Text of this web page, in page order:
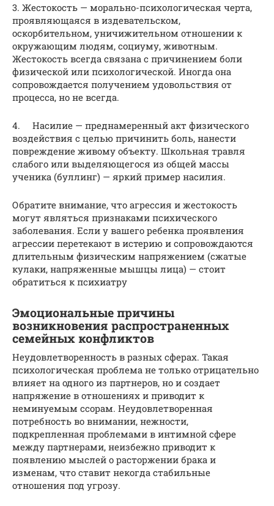
3. Жестокость — морально-психологическая черта,
проявляющаяся в издевательском,
оскорбительном, уничижительном отношении к
окружающим людям, социуму, животным.
Жестокость всегда связана с причинением боли
физической или психологической. Иногда она
сопровождается получением удовольствия от
процесса, но не всегда.
4. Насилие — преднамеренный акт физического
воздействия с целью причинить боль, нанести
повреждение живому объекту. Школьная травля
слабого или выделяющегося из общей массы
ученика (буллинг) — яркий пример насилия.
Обратите внимание, что агрессия и жестокость
могут являться признаками психического
заболевания. Если у вашего ребенка проявления
агрессии перетекают в истерию и сопровождаются
длительным физическим напряжением (сжатые
кулаки, напряженные мышцы лица) — стоит
обратиться к психиатру
Эмоциональные причины
возникновения распространенных
семейных конфликтов
Неудовлетворенность в разных сферах. Такая
психологическая проблема не только отрицательно
влияет на одного из партнеров, но и создает
напряжение в отношениях и приводит к
неминуемым ссорам. Неудовлетворенная
потребность во внимании, нежности,
подкрепленная проблемами в интимной сфере
между партнерами, неизбежно приводит к
появлению мыслей о расторжении брака и
изменам, что ставит некогда стабильные
отношения под угрозу.